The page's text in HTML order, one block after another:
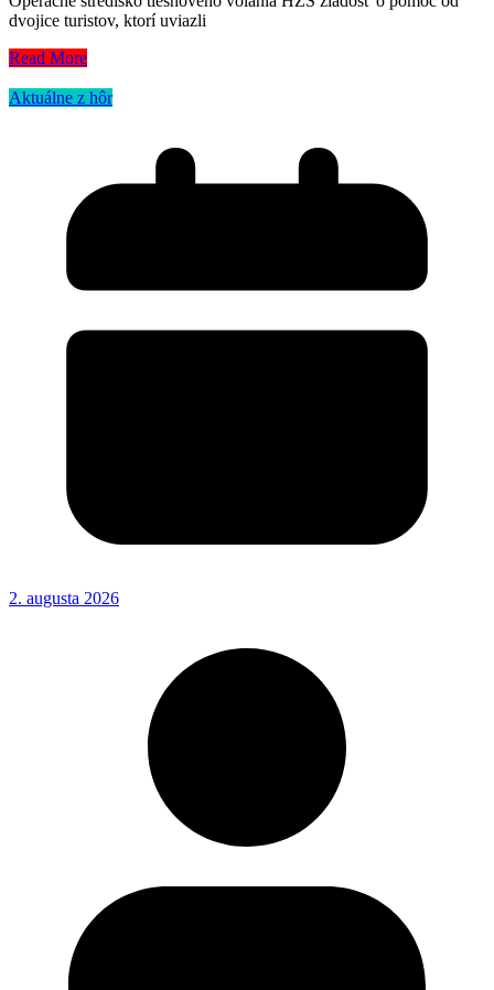
dvojice turistov, ktorí uviazli
Read More
Aktuálne z hôr
2. augusta 2026